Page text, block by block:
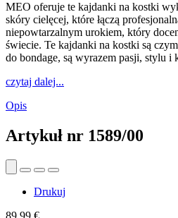
MEO oferuje te kajdanki na kostki
skóry cielęcej, które łączą
niepowtarzalnym urokiem, który
świecie. Te kajdanki na kostki są
do bondage, są wyrazem pasji, stylu i
czytaj dalej...
Opis
Artykuł nr 1589/00
Drukuj
89,99 €